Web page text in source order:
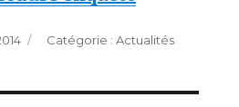
Catégories
Actualités